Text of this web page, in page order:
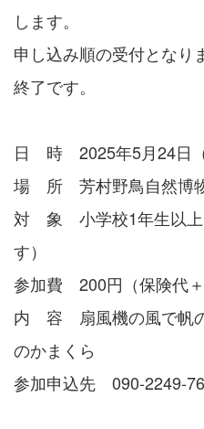
します。
申し込み順の受付となり
終了です。
日 時 2025年5月24日
場 所 芳村野鳥自然博
対 象 小学校1年生以上
す）
参加費 200円（保険代＋
内 容 扇風機の風で帆
のかまくら
参加申込先 090-2249-